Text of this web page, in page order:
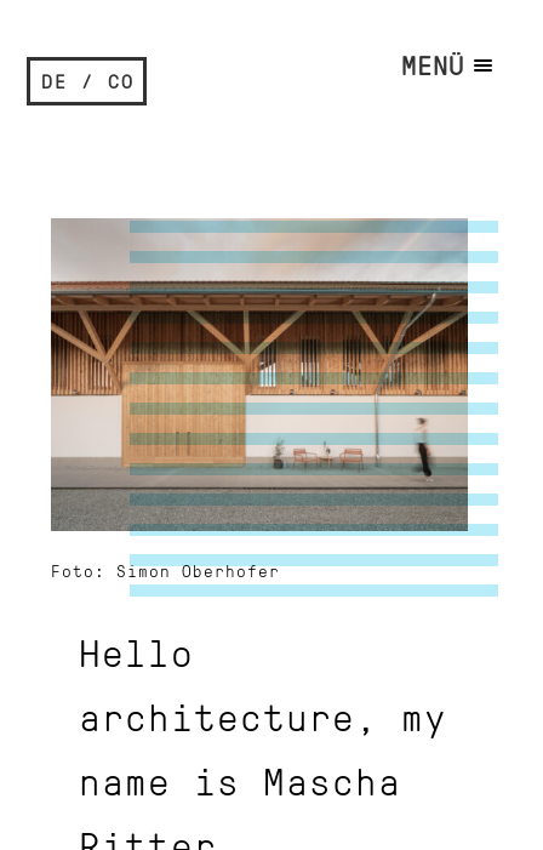
DE / CO MENÜ
Foto: Simon Oberhofer
Hello
architecture, my
name is Mascha